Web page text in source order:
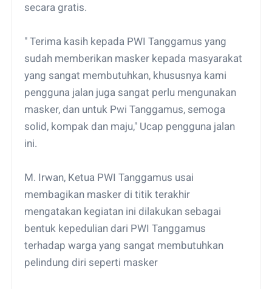
secara gratis.
" Terima kasih kepada PWI Tanggamus yang
sudah memberikan masker kepada masyarakat
yang sangat membutuhkan, khususnya kami
pengguna jalan juga sangat perlu mengunakan
masker, dan untuk Pwi Tanggamus, semoga
solid, kompak dan maju," Ucap pengguna jalan
ini.
M. Irwan, Ketua PWI Tanggamus usai
membagikan masker di titik terakhir
mengatakan kegiatan ini dilakukan sebagai
bentuk kepedulian dari PWI Tanggamus
terhadap warga yang sangat membutuhkan
pelindung diri seperti masker